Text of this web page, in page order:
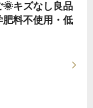
キズなし良品
料不使用・低